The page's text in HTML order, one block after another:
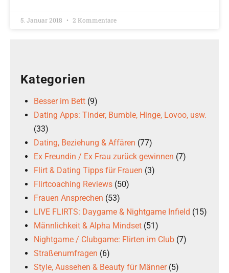
5. Januar 2018 2 Kommentare
Kategorien
Besser im Bett (9)
Dating Apps: Tinder, Bumble, Hinge, Lovoo, usw.
(33)
Dating, Beziehung & Affären (77)
Ex Freundin / Ex Frau zurück gewinnen (7)
Flirt & Dating Tipps für Frauen (3)
Flirtcoaching Reviews (50)
Frauen Ansprechen (53)
LIVE FLIRTS: Daygame & Nightgame Infield (15)
Männlichkeit & Alpha Mindset (51)
Nightgame / Clubgame: Flirten im Club (7)
Straßenumfragen (6)
Style, Aussehen & Beauty für Männer(5)